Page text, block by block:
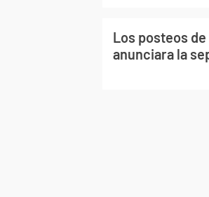
Los posteos
anunciara la